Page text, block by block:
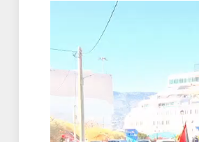
Πρόγραμμα
Αναπαραγωγής
Βίντεο